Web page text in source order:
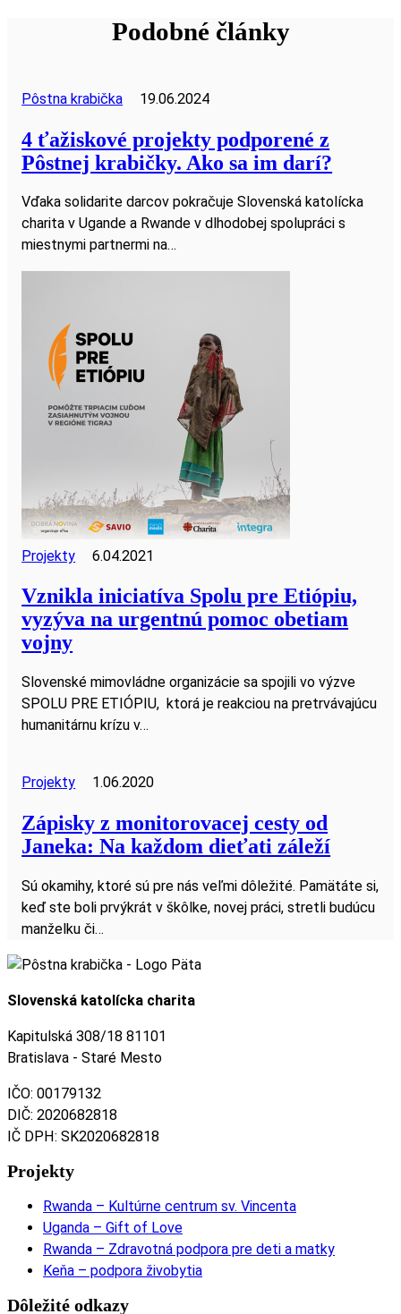
Podobné články
Pôstna krabička 19.06.2024
4 ťažiskové projekty podporené z
Pôstnej krabičky. Ako sa im darí?
Vďaka solidarite darcov pokračuje Slovenská katolícka
charita v Ugande a Rwande v dlhodobej spolupráci s
miestnymi partnermi na…
Projekty 6.04.2021
Vznikla iniciatíva Spolu pre Etiópiu,
vyzýva na urgentnú pomoc obetiam
vojny
Slovenské mimovládne organizácie sa spojili vo výzve
SPOLU PRE ETIÓPIU, ktorá je reakciou na pretrvávajúcu
humanitárnu krízu v…
Projekty 1.06.2020
Zápisky z monitorovacej cesty od
Janeka: Na každom dieťati záleží
Sú okamihy, ktoré sú pre nás veľmi dôležité. Pamätáte si,
keď ste boli prvýkrát v škôlke, novej práci, stretli budúcu
manželku či…
Slovenská katolícka charita
Kapitulská 308/18 81101
Bratislava - Staré Mesto
IČO: 00179132
DIČ: 2020682818
IČ DPH: SK2020682818
Projekty
Rwanda – Kultúrne centrum sv. Vincenta
Uganda – Gift of Love
Rwanda – Zdravotná podpora pre deti a matky
Keňa – podpora živobytia
Dôležité odkazy